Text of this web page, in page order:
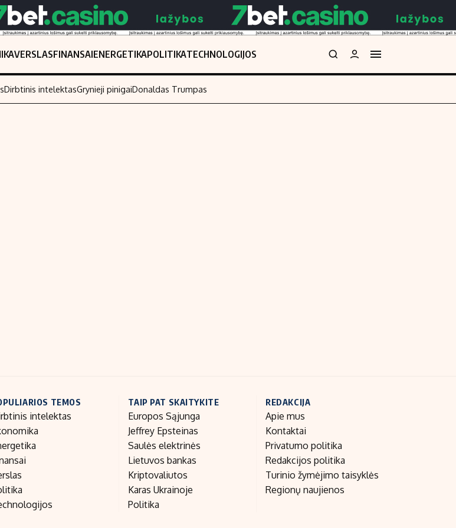
VERSLASFINANSAIENERGETIKAPOLITIKATECHNOLOGIJOS
Dirbtinis intelektasGrynieji pinigaiDonaldas Trumpas
TEMOS
intelektas
TAIP PAT SKAITYKITE
Europos Sąjunga
Jeffrey Epsteinas
Saulės elektrinės
Lietuvos bankas
Kriptovaliutos
Karas Ukrainoje
Politika
REDAKCIJA
Apie mus
Kontaktai
Privatumo politika
Redakcijos politika
Turinio žymėjimo taisyklės
Regionų naujienos